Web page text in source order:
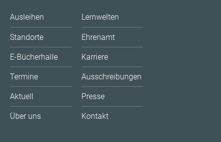
Ausleihen
Standorte
E-Bücherhalle
Termine
Aktuell
Über uns
Lernwelten
Ehrenamt
Karriere
Ausschreibungen
Presse
Kontakt